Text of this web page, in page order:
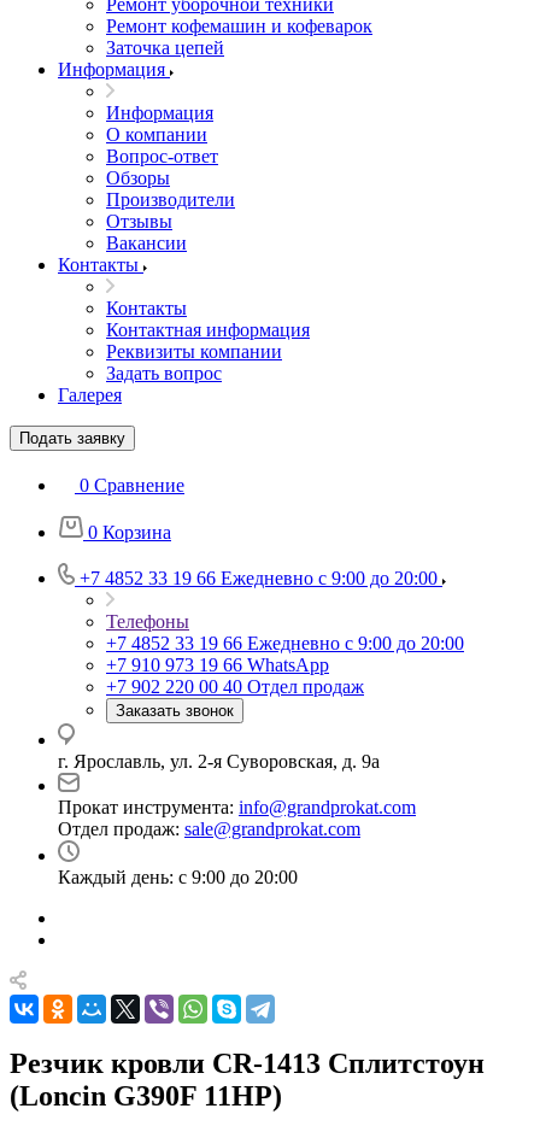
Ремонт уборочной техники
Ремонт кофемашин и кофеварок
Заточка цепей
Информация
Информация
О компании
Вопрос-ответ
Обзоры
Производители
Отзывы
Вакансии
Контакты
Контакты
Контактная информация
Реквизиты компании
Задать вопрос
Галерея
Подать заявку
0 Сравнение
0 Корзина
+7 4852 33 19 66 Ежедневно с 9:00 до 20:00
Телефоны
+7 4852 33 19 66 Ежедневно с 9:00 до 20:00
+7 910 973 19 66 WhatsApp
+7 902 220 00 40 Отдел продаж
Заказать звонок
г. Ярославль, ул. 2-я Суворовская, д. 9а
Прокат инструмента: info@grandprokat.com
Отдел продаж: sale@grandprokat.com
Каждый день: с 9:00 до 20:00
Резчик кровли CR-1413 Сплитстоун
(Loncin G390F 11HP)